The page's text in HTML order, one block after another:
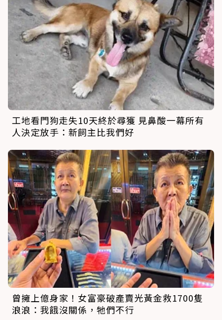
工地看門狗走失10天終於尋獲 見鼻酸一幕所有
人決定放手：新飼主比我們好
曾擁上億身家！女富豪破產賣光黃金救1700隻
浪浪：我餓沒關係，牠們不行